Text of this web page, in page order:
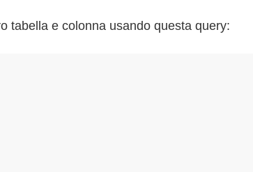
tabella e colonna usando questa query: